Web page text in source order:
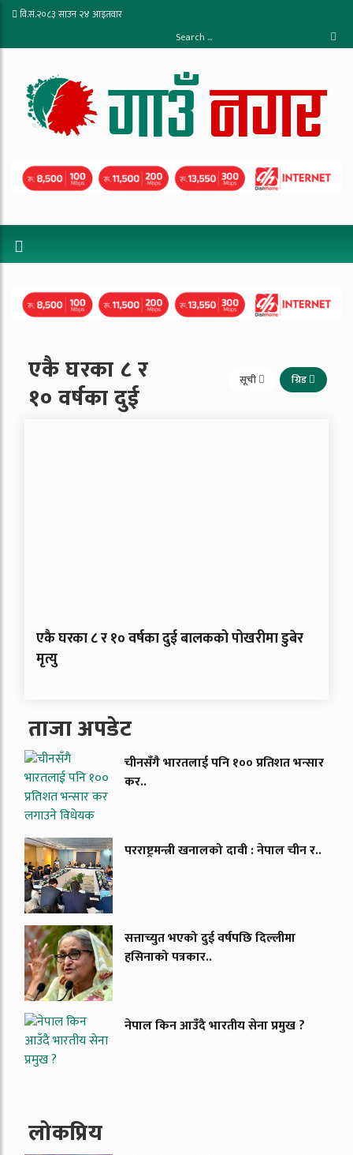
वि.सं.२०८३ साउन २४ आइतवार
एकै घरका ८ र
१० वर्षका दुई सूची ग्रिड
एकै घरका ८ र १० वर्षका दुई बालकको पोखरीमा डुबेर
मृत्यु
ताजा अपडेट
चीनसँगै भारतलाई पनि १०० प्रतिशत भन्सार
कर..
परराष्ट्रमन्त्री खनालको दावी : नेपाल चीन र..
सत्ताच्युत भएको दुई वर्षपछि दिल्लीमा
हसिनाको पत्रकार..
नेपाल किन आउँदै भारतीय सेना प्रमुख ?
लाेकप्रिय